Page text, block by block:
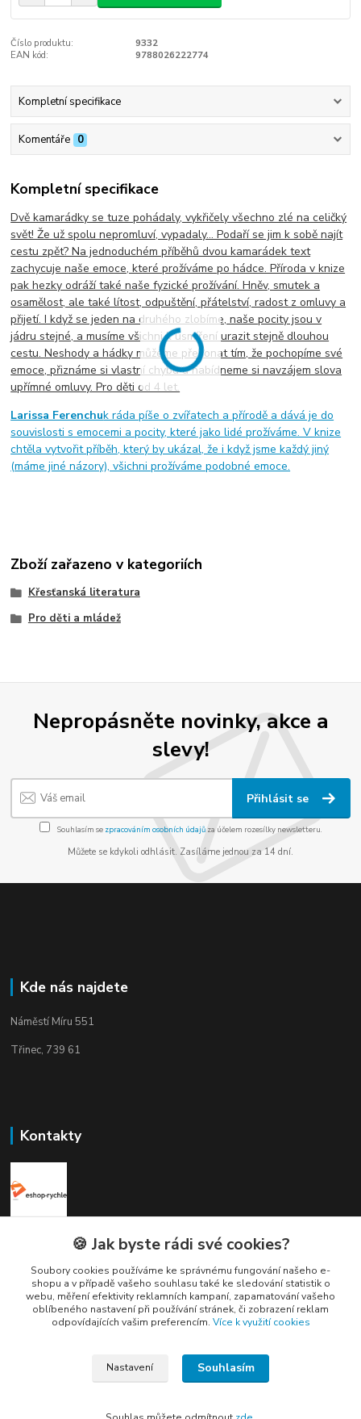
Číslo produktu:
9332
EAN kód:
9788026222774
Kompletní specifikace
Komentáře 0
Kompletní specifikace
Dvě kamarádky se tuze pohádaly, vykřičely všechno zlé na celičký
svět! Že už spolu nepromluví, vypadaly… Podaří se jim k sobě najít
cestu zpět? Na jednoduchém příběhů dvou kamarádek text
zachycuje naše emoce, které prožíváme po hádce. Příroda v knize
pak hezky odráží také naše fyzické prožívání. Hněv, smutek a
osamělost, ale také lítost, odpuštění, přátelství, radost z omluvy a
přijetí. I když se jeden na druhého zlobíme, naše pocity jsou v
jádru stejné, a musíme všichni k usmíření urazit stejně dlouhou
cestu. Neshody a hádky můžeme překonat tím, že pochopíme své
emoce, přiznáme si vlastní chybu a nabídneme si navzájem slova
upřímné omluvy. Pro děti od 4 let.
Larissa Ferenchuk ráda píše o zvířatech a přírodě a dává je do
souvislosti s emocemi a pocity, které jako lidé prožíváme. V knize
chtěla vytvořit příběh, který by ukázal, že i když jsme každý jiný
(máme jiné názory), všichni prožíváme podobné emoce.
Zboží zařazeno v kategoriích
Křesťanská literatura
Pro děti a mládež
Nepropásněte novinky, akce a
slevy!
Přihlásit se
Souhlasím se zpracováním osobních údajůza účelem rozesílky newsletteru.
Můžete se kdykoli odhlásit. Zasíláme jednou za 14 dní.
Kde nás najdete
Náměstí Míru 551
Třinec, 739 61
Kontakty
Petr Nedvídek
+420 775688827 +420 737670415
(Po-Pá, 9-16 hod.)
🍪 Jak byste rádi své cookies?
Soubory cookies používáme ke správnému fungování našeho e-
shopu a v případě vašeho souhlasu také ke sledování statistik o
webu, měření efektivity reklamních kampaní, zapamatování vašeho
oblíbeného nastavení při používání stránek, či zobrazení reklam
odpovídajících vašim preferencím. Více k využití cookies
Nastavení Souhlasím